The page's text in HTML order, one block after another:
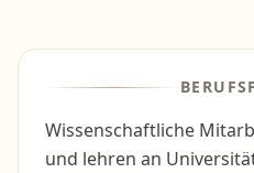
Wissenschaftliche
und lehren an